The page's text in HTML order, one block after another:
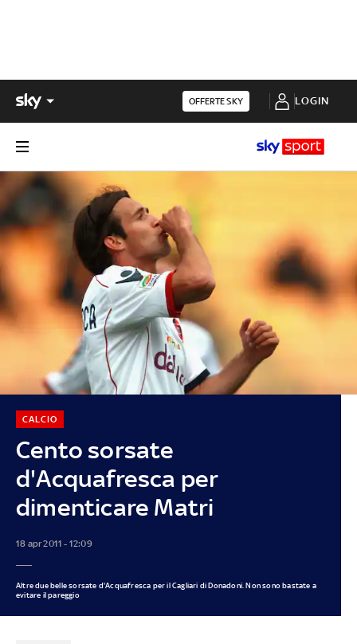
OFFERTE SKY LOGIN
Cento sorsate
d'Acquafresca per
dimenticare Matri
CALCIO
18 apr 2011 - 12:09
Altre due belle sorsate d'Acquafresca per il Cagliari di Donadoni. Non sono bastate a
evitare il pareggio